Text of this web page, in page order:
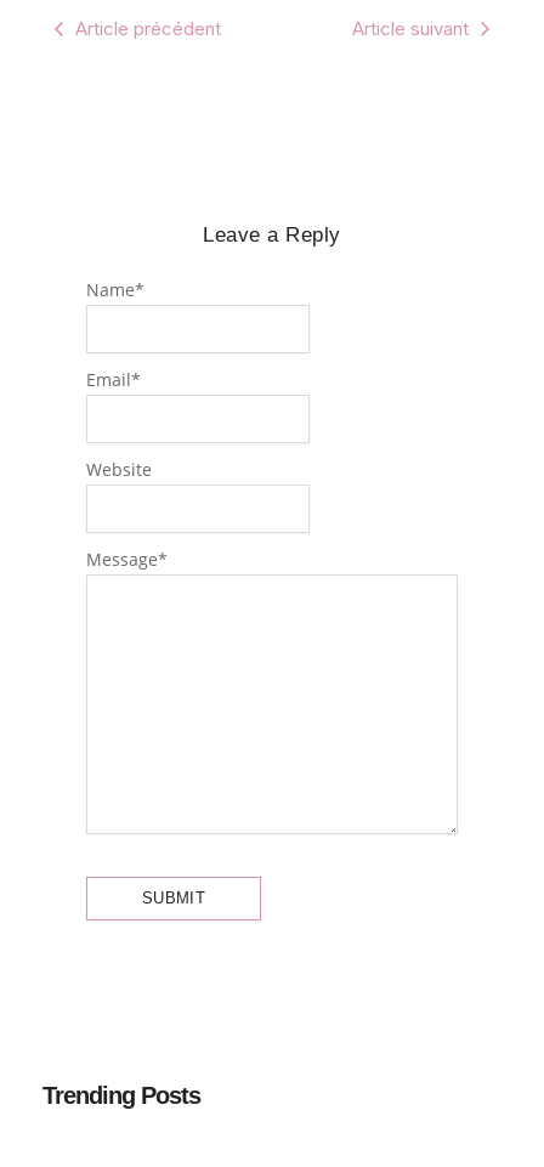
Article précédent Article suivant
Leave a Reply
Message*
Name*
Email*
Website
Trending Posts